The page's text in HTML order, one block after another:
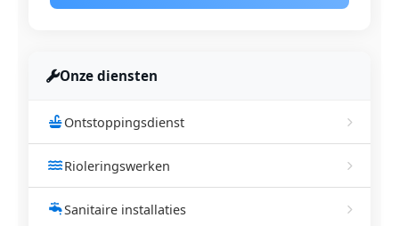
Onze diensten
Ontstoppingsdienst
Rioleringswerken
Sanitaire installaties